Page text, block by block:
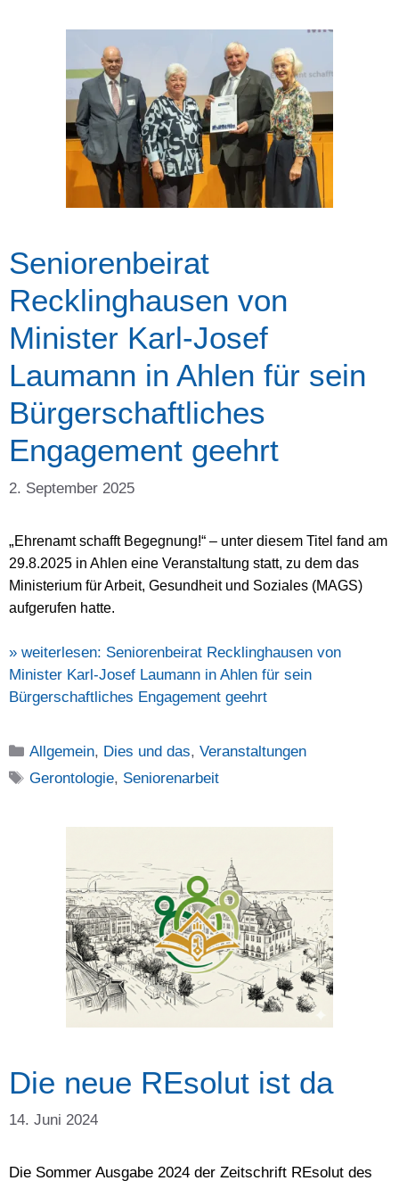
Seniorenbeirat
Recklinghausen von
Minister Karl-Josef
Laumann in Ahlen für sein
Bürgerschaftliches
Engagement geehrt
2. September 2025
„Ehrenamt schafft Begegnung!“ – unter diesem Titel fand am
29.8.2025 in Ah len eine Veranstaltung statt, zu dem das
Ministerium für Arbeit, Gesundheit und Soziales (MAGS)
aufgerufen hatte.
» weiterlesen: Seniorenbeirat Recklinghausen von
Minister Karl-Josef Laumann in Ahlen für sein
Bürgerschaftliches Engagement geehrt
Kategorien
Allgemein, Dies und das,Veranstaltungen
Schlagwörter
Gerontologie, Seniorenarbeit
Die neue REsolut ist da
14. Juni 2024
Die Sommer Ausgabe 2024 der Zeitschrift REsolut des